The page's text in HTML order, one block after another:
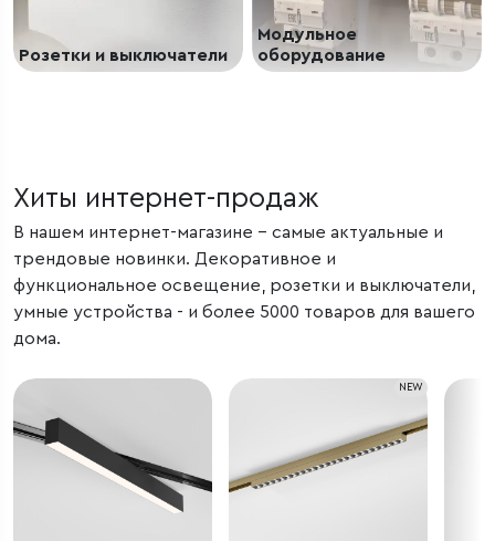
Розетки и выключатели
Модульное
оборудование
Хиты интернет-продаж
В нашем интернет-магазине – самые актуальные и
трендовые новинки. Декоративное и
функциональное освещение, розетки и выключатели,
умные устройства - и более 5000 товаров для вашего
дома.
NEW